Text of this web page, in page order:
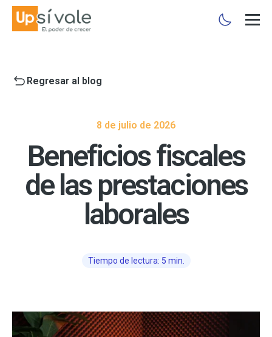
Regresar al blog
8 de julio de 2026
Beneficios fiscales
de las prestaciones
laborales
Tiempo de lectura: 5 min.